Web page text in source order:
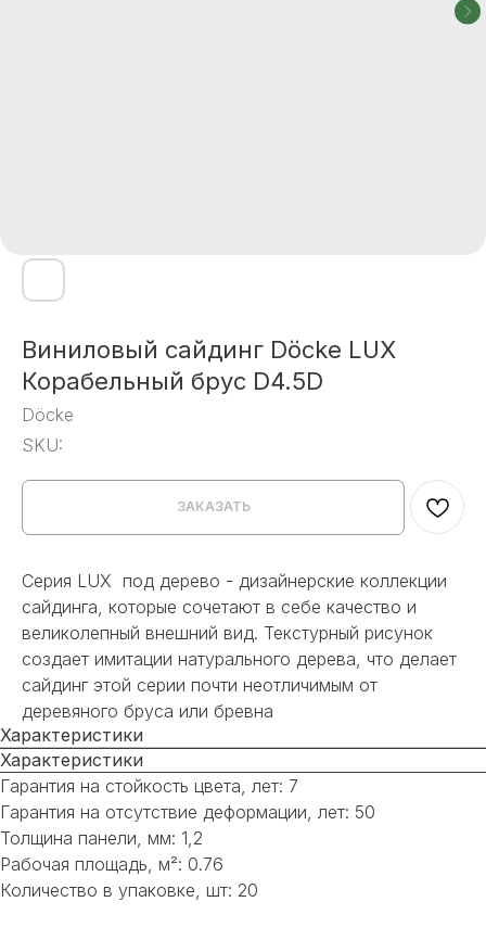
Виниловый сайдинг Döcke LUX
Корабельный брус D4.5D
Döcke
SKU:
ЗАКАЗАТЬ
Серия LUX под дерево - дизайнерские коллекции
сайдинга, которые сочетают в себе качество и
великолепный внешний вид. Текстурный рисунок
создает имитации натурального дерева, что делает
сайдинг этой серии почти неотличимым от
деревяного бруса или бревна
Характеристики
Характеристики
Гарантия на стойкость цвета, лет: 7
Гарантия на отсутствие деформации, лет: 50
Толщина панели, мм: 1,2
Рабочая площадь, м²: 0.76
Количество в упаковке, шт: 20